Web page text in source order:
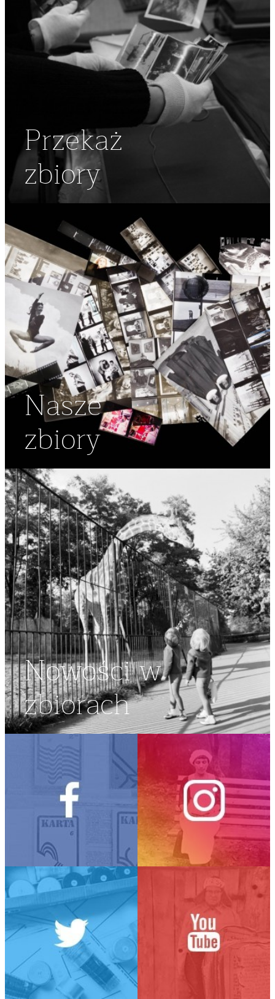
Przekaż
zbiory
Nasze
zbiory
Nowości w
zbiorach